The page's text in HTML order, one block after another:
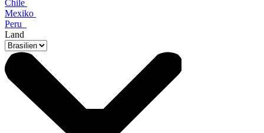
Chile
Mexiko
Peru
Land